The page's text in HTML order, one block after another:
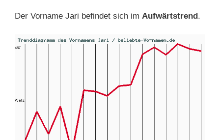
Der Vorname Jari befindet sich im Aufwärtstrend.